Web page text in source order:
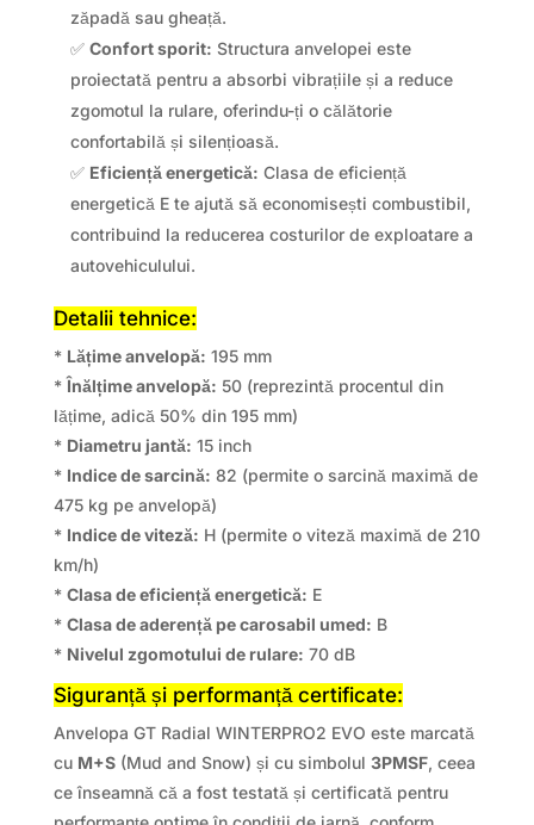
zăpadă sau gheață.
✅ Confort sporit: Structura anvelopei este
proiectată pentru a absorbi vibrațiile și a reduce
zgomotul la rulare, oferindu-ți o călătorie
confortabilă și silențioasă.
✅ Eficiență energetică: Clasa de eficiență
energetică E te ajută să economisești combustibil,
contribuind la reducerea costurilor de exploatare a
autovehiculului.
Detalii tehnice:
* Lățime anvelopă: 195 mm
*Înălțime anvelopă: 50 (reprezintă procentul din
lățime, adică 50% din 195 mm)
* Diametru jantă: 15 inch
* Indice de sarcină: 82 (permite o sarcină maximă de
475 kg pe anvelopă)
* Indice de viteză: H (permite o viteză maximă de 210
km/h)
* Clasa de eficiență energetică: E
* Clasa de aderență pe carosabil umed: B
* Nivelul zgomotului de rulare: 70 dB
Siguranță și performanță certificate:
Anvelopa GT Radial WINTERPRO2 EVO este marcată
cu M+S(Mud and Snow) și cu simbolul 3PMSF, ceea
ce înseamnă că a fost testată și certificată pentru